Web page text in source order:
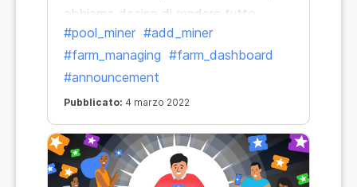
abbiamo deciso di rendere tutto
ancora più accessibile riducendo al
minimo i prezzi dei Pool Miner perché
tu possa massimizzare il tuo profitto!
Sì, ora i nostri prezzi per i Pool Miner
sono ribassati e il tuo sconto
raggiungerà il 50%! Questo è il
momento migliore per imparare a fare
#pool_miner #add_miner
#farm_managing #farm_dashboard
#announcement
Pubblicato: 4 marzo 2022